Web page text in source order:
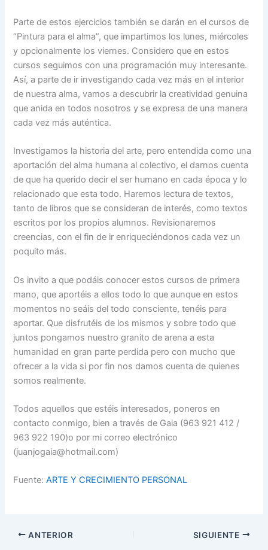
Parte de estos ejercicios también se darán en el cursos de
“Pintura para el alma”, que impartimos los lunes, miércoles
y opcionalmente los viernes. Considero que en estos
cursos seguimos con una programación muy interesante.
Así, a parte de ir investigando cada vez más en el interior
de nuestra alma, vamos a descubrir la creatividad genuina
que anida en todos nosotros y se expresa de una manera
cada vez más auténtica.
Investigamos la historia del arte, pero entendida como una
aportación del alma humana al colectivo, el darnos cuenta
de que ha querido decir el ser humano en cada época y lo
relacionado que esta todo. Haremos lectura de textos,
tanto de libros que se consideran de interés, como textos
escritos por los propios alumnos. Revisionaremos
creencias, con el fin de ir enriqueciéndonos cada vez un
poquito más.
Os invito a que podáis conocer estos cursos de primera
mano, que aportéis a ellos todo lo que aunque en estos
momentos no seáis del todo consciente, tenéis para
aportar. Que disfrutéis de los mismos y sobre todo que
juntos pongamos nuestro granito de arena a esta
humanidad en gran parte perdida pero con mucho que
ofrecer a la vida si por fin nos damos cuenta de quienes
somos realmente.
Todos aquellos que estéis interesados, poneros en
contacto conmigo, bien a través de Gaia (963 921 412 /
963 922 190)o por mi correo electrónico
(juanjogaia@hotmail.com)
Fuente:ARTE Y CRECIMIENTO PERSONAL
ANTERIOR SIGUIENTE